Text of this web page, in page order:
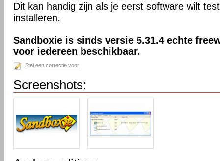
Dit kan handig zijn als je eerst software wilt
installeren.
Sandboxie is sinds versie 5.31.4 echte
voor iedereen beschikbaar.
Stel een correctie voor
Screenshots: